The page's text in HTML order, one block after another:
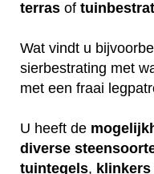
terras of
Wat vindt u
sierbestrating met
met een fraai
U heeft de
diverse
tuintegels, klinkers